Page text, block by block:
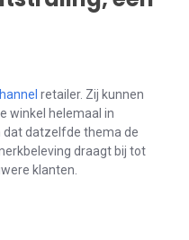
retailer. Zij kunnen
winkel helemaal in
dat datzelfde thema de
draagt bij tot
klanten.